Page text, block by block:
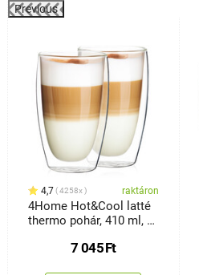
Previous
4,7 4258x raktáron
4Home Hot&Cool latté
thermo pohár, 410 ml, 2
7 045Ft